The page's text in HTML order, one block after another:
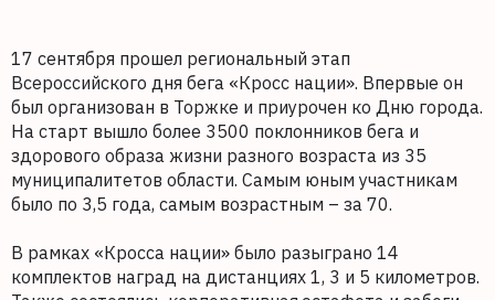
17 сентября прошел региональный этап
Всероссийского дня бега «Кросс нации». Впервые он
был организован в Торжке и приурочен ко Дню города.
На старт вышло более 3500 поклонников бега и
здорового образа жизни разного возраста из 35
муниципалитетов области. Самым юным участникам
было по 3,5 года, самым возрастным – за 70.
В рамках «Кросса нации» было разыграно 14
комплектов наград на дистанциях 1, 3 и 5 километров.